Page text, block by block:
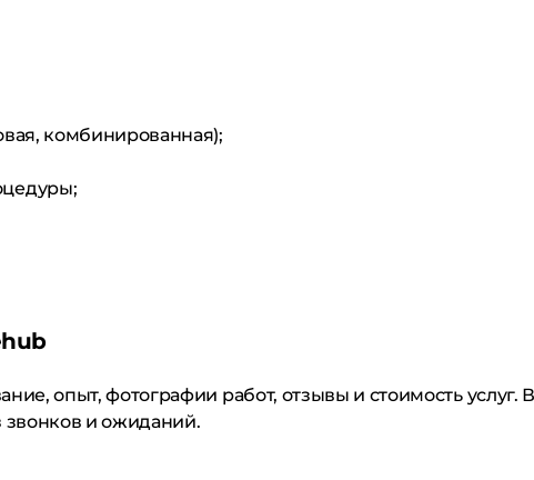
комбинированная);
опыт, фотографии работ, отзывы и стоимость
звонков и ожиданий.